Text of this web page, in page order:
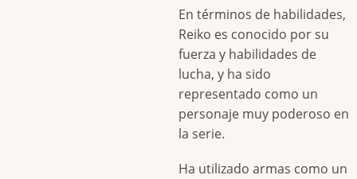
En términos de habilidades,
Reiko es conocido por su
fuerza y habilidades de
lucha, y ha sido
representado como un
personaje muy poderoso en
la serie.
Ha utilizado armas como un